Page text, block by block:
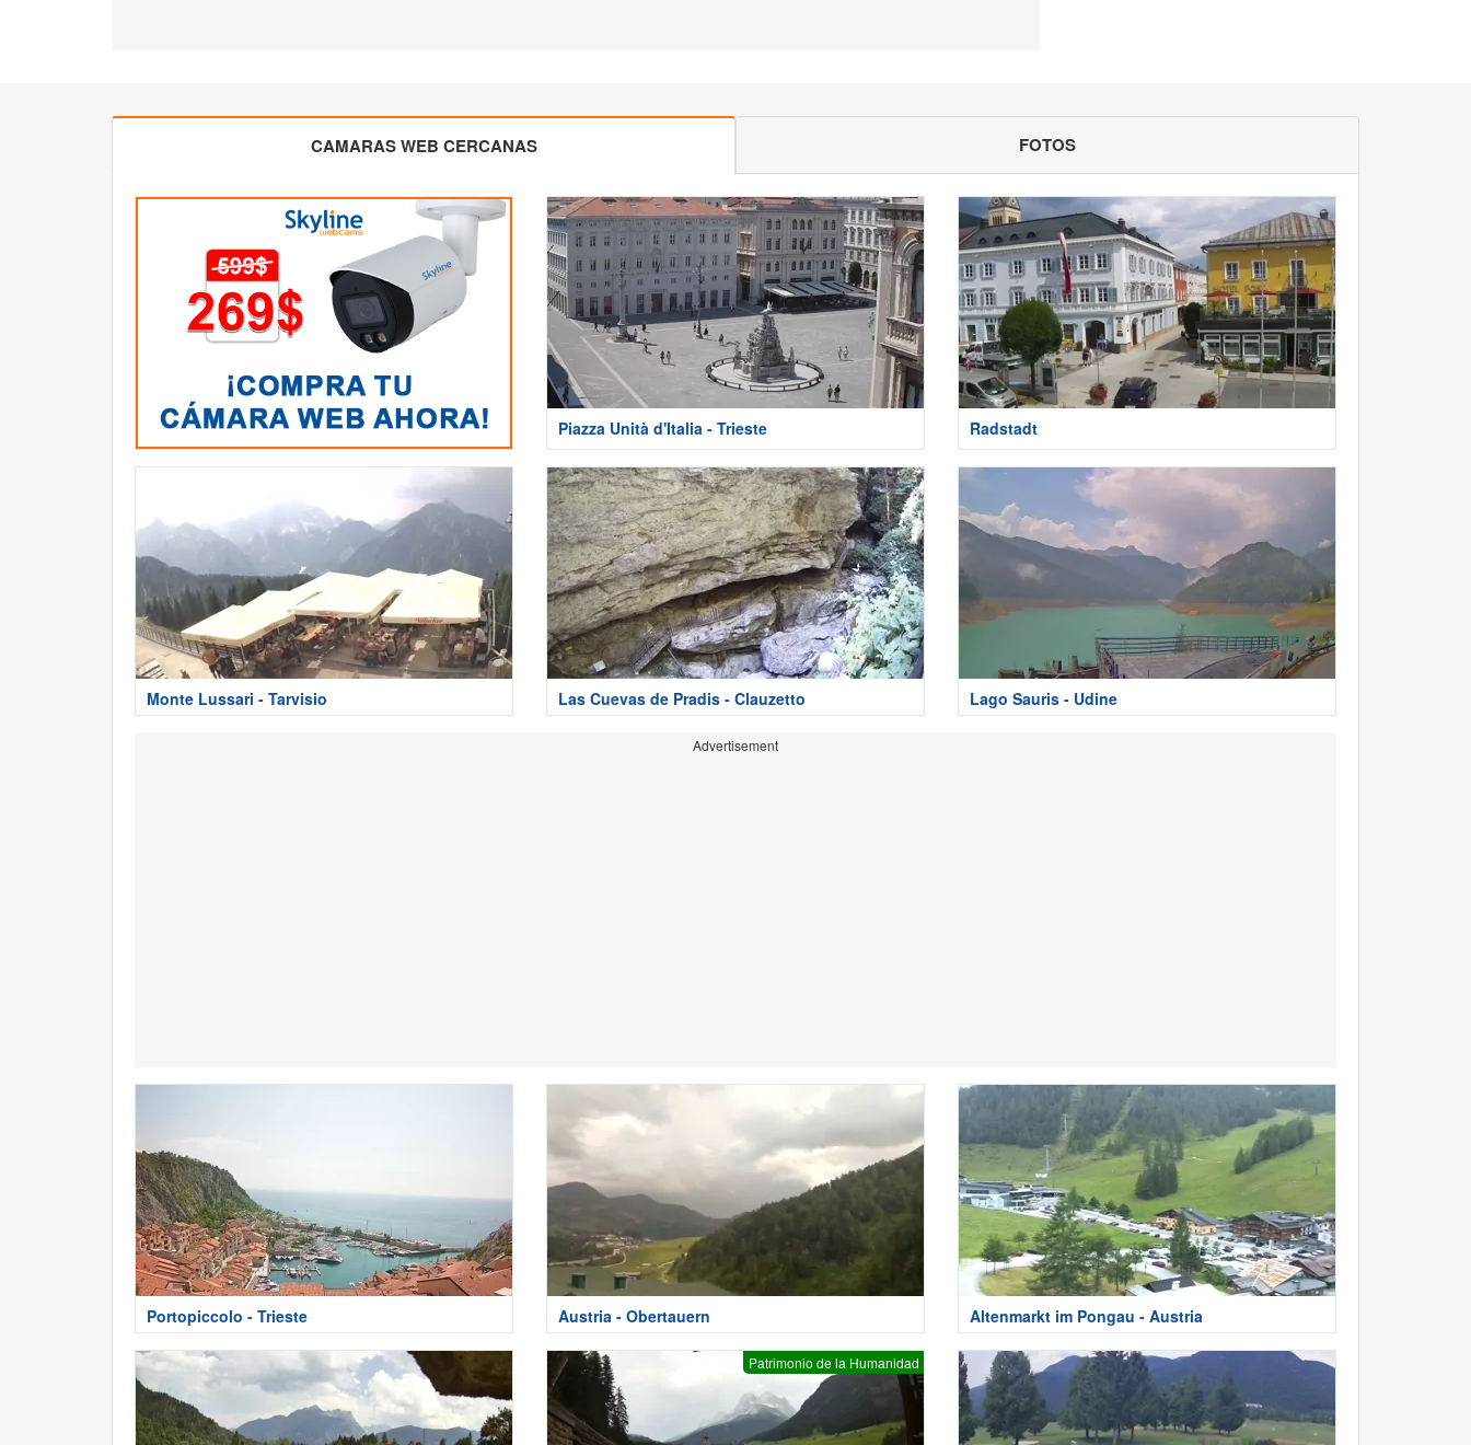
CAMARAS WEB CERCANAS FOTOS
Piazza Unità d'Italia - Trieste Radstadt
Monte Lussari - Tarvisio Las Cuevas de Pradis - Clauzetto Lago Sauris - Udine
Advertisement
Portopiccolo - Trieste Austria - Obertauern Altenmarkt im Pongau - Austria
Patrimonio de la Humanidad